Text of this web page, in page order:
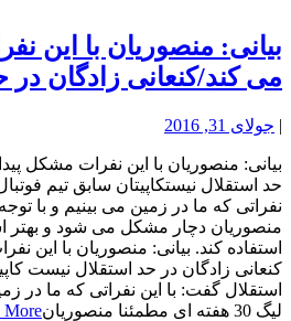
بیانی: منصوریان با این
می کند/کنعانی زادگان
| جولای 31, 2016
بیانی: منصوریان با این نفرات مشکل
حد استقلال نیستکاپیتان سابق تیم
منصوریان دچار مشکل می شود و بهتر
استفاده کند. بیانی: منصوریان با این
کنعانی زادگان در حد استقلال نیست
استقلال گفت: با این نفراتی که ما در
لیگ 30 هفته ای مطمئنا منصوریان
More